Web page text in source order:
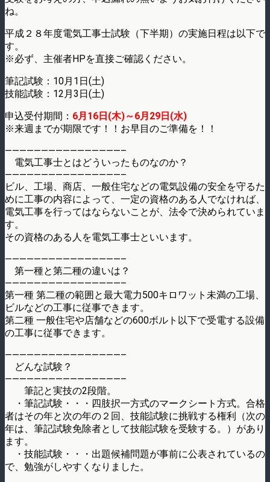
ね。
平成２８年度電気工事士試験（下半期）の実施日程は以下で
す。
※必ず、主催者HPを直接ご確認ください。
筆記試験：10月1日(土)
技能試験：12月3日(土)
申込受付期間： 6月16日(木)～6月29日(水)
※来週までが期限です！！お早目のご準備を！！
————————————————–
電気工事士とはどういったものなのか？
————————————————–
ビル、工場、商店、一般住宅などの電気設備の安全を守るた
めに工事の内容によって、一定の資格のある人でなければ、
電気工事を行ってはならないことが、法令で決められていま
す。
その資格のある人を電気工事士といいます。
————————————————–
第一種と第二種の違いは？
————————————————–
第一種 第二種の範囲と最大電力500キロワット未満の工場、
ビルなどの工事に従事できます。
第二種 一般住宅や店舗などの600ボルト以下で受電する設備
の工事に従事できます。
————————————————–
どんな試験？
————————————————–
筆記と実技の2段階。
・筆記試験・・・四肢択一方式のマークシート方式。合格
者はその年と次の年の２回、技能試験に挑戦する権利（次の
年は、筆記試験免除者として技能試験を受験する。）があり
ます。
・技能試験・・・出題候補問題が事前に公表されているの
で、勉強がしやすくなりました。